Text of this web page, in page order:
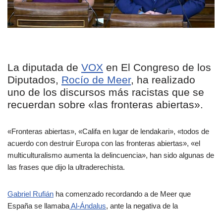
La diputada de VOX en El Congreso de los
Diputados, Rocío de Meer, ha realizado
uno de los discursos más racistas que se
recuerdan sobre «las fronteras abiertas».
«Fronteras abiertas», «Califa en lugar de lendakari», «todos de
acuerdo con destruir Europa con las fronteras abiertas», «el
multiculturalismo aumenta la delincuencia», han sido algunas de
las frases que dijo la ultraderechista.
Gabriel Rufián ha comenzado recordando a de Meer que
España se llamabaAl-Ándalus, ante la negativa de la